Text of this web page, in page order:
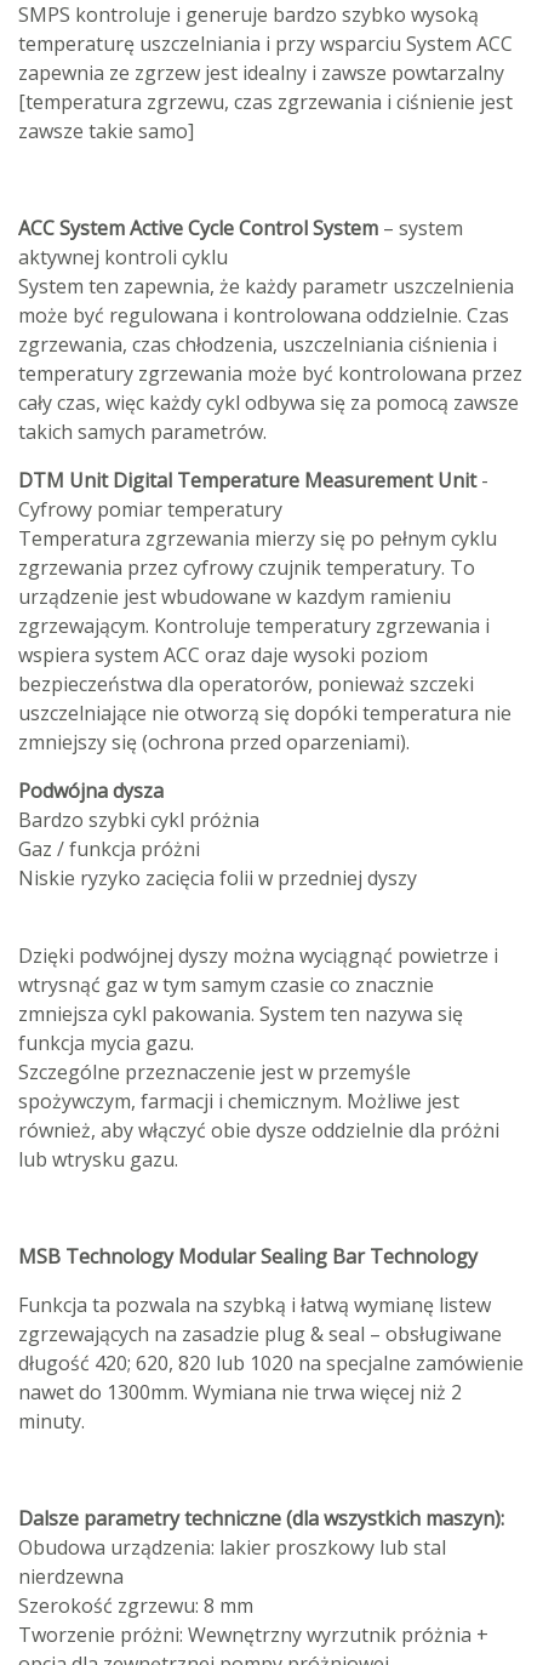
SMPS kontroluje i generuje bardzo szybko wysoką
temperaturę uszczelniania i przy wsparciu System ACC
zapewnia ze zgrzew jest idealny i zawsze powtarzalny
[temperatura zgrzewu, czas zgrzewania i ciśnienie jest
zawsze takie samo]
ACC System Active Cycle Control System – system
aktywnej kontroli cyklu
System ten zapewnia, że każdy parametr uszczelnienia
może być regulowana i kontrolowana oddzielnie. Czas
zgrzewania, czas chłodzenia, uszczelniania ciśnienia i
temperatury zgrzewania może być kontrolowana przez
cały czas, więc każdy cykl odbywa się za pomocą zawsze
takich samych parametrów.
DTM Unit Digital Temperature Measurement Unit-
Cyfrowy pomiar temperatury
Temperatura zgrzewania mierzy się po pełnym cyklu
zgrzewania przez cyfrowy czujnik temperatury. To
urządzenie jest wbudowane w kazdym ramieniu
zgrzewającym. Kontroluje temperatury zgrzewania i
wspiera system ACC oraz daje wysoki poziom
bezpieczeństwa dla operatorów, ponieważ szczeki
uszczelniające nie otworzą się dopóki temperatura nie
zmniejszy się (ochrona przed oparzeniami).
Podwójna dysza
Bardzo szybki cykl próżnia
Gaz / funkcja próżni
Niskie ryzyko zacięcia folii w przedniej dyszy
Dzięki podwójnej dyszy można wyciągnąć powietrze i
wtrysnąć gaz w tym samym czasie co znacznie
zmniejsza cykl pakowania. System ten nazywa się
funkcja mycia gazu.
Szczególne przeznaczenie jest w przemyśle
spożywczym, farmacji i chemicznym. Możliwe jest
również, aby włączyć obie dysze oddzielnie dla próżni
lub wtrysku gazu.
MSB Technology Modular Sealing Bar Technology
Funkcja ta pozwala na szybką i łatwą wymianę listew
zgrzewających na zasadzie plug & seal – obsługiwane
długość 420; 620, 820 lub 1020 na specjalne zamówienie
nawet do 1300mm. Wymiana nie trwa więcej niż 2
minuty.
Dalsze parametry techniczne (dla wszystkich maszyn):
Obudowa urządzenia: lakier proszkowy lub stal
nierdzewna
Szerokość zgrzewu: 8 mm
Tworzenie próżni: Wewnętrzny wyrzutnik próżnia +